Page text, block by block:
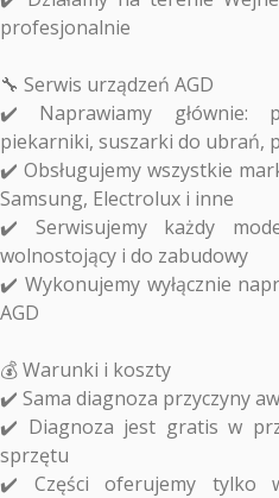
profesjonalnie
🔧 Serwis urządzeń AGD
✔️ Naprawiamy głównie:
piekarniki, suszarki do ubrań,
✔️ Obsługujemy wszystkie
Samsung, Electrolux i inne
✔️ Serwisujemy każdy
wolnostojący i do zabudowy
✔️ Wykonujemy wyłącznie
AGD
💰 Warunki i koszty
✔️ Sama diagnoza przyczyny
✔️ Diagnoza jest gratis w
sprzętu
✔️ Części oferujemy tylko